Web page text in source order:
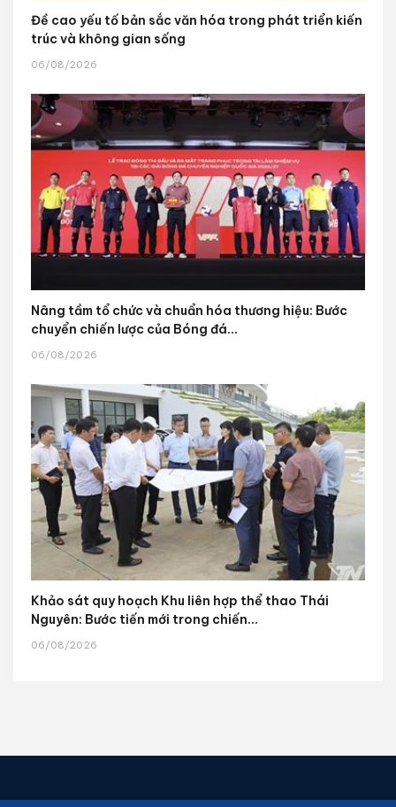
Đề cao yếu tố bản sắc văn hóa trong phát triển kiến
trúc và không gian sống
06/08/2026
Nâng tầm tổ chức và chuẩn hóa thương hiệu: Bước
chuyển chiến lược của Bóng đá...
06/08/2026
Khảo sát quy hoạch Khu liên hợp thể thao Thái
Nguyên: Bước tiến mới trong chiến...
06/08/2026